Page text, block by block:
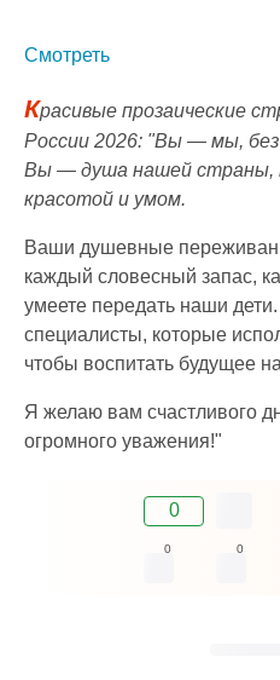
Смотреть
Красивые прозаические
России 2026: "Вы — мы,
Вы — душа нашей страны,
красотой и умом.
Ваши душевные
каждый словесный запас,
умеете передать наши
специалисты, которые
чтобы воспитать будущее
Я желаю вам счастливого
огромного уважения!"
0
0 0